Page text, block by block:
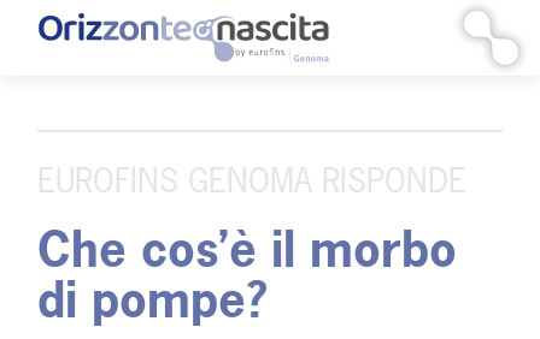
EUROFINS GENOMA RISPONDE
Che cos’è il morbo
di pompe?